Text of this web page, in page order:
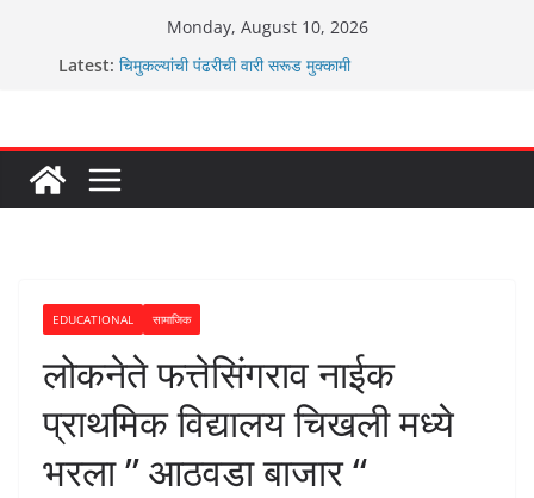
Monday, August 10, 2026
Latest: चिमुकल्यांची पंढरीची वारी सरूड मुक्कामी
EDUCATIONAL सामाजिक
लोकनेते फत्तेसिंगराव नाईक
प्राथमिक विद्यालय चिखली मध्ये
भरला ” आठवडा बाजार “